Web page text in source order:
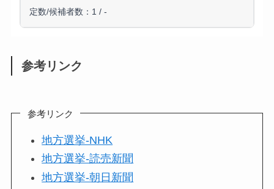
定数/候補者数：1 / -
参考リンク
参考リンク
地方選挙-NHK
地方選挙-読売新聞
地方選挙-朝日新聞